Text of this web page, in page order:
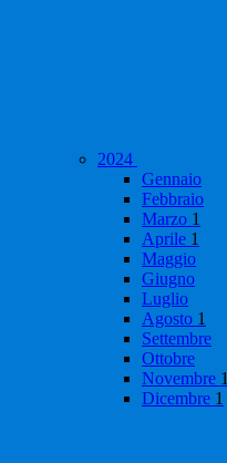
2024
Gennaio
Febbraio
Marzo 1
Aprile 1
Maggio
Giugno
Luglio
Agosto 1
Settembre
Ottobre
Novembre 1
Dicembre 1